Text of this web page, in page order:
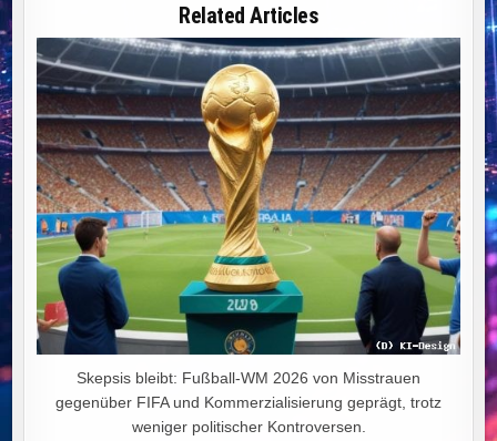
DEUTSCHLANDS
IN
DEN
WIRTSCHAFTLICHEN
NIEDERGANG
Related Articles
Skepsis bleibt: Fußball-WM 2026 von Misstrauen
gegenüber FIFA und Kommerzialisierung geprägt, trotz
weniger politischer Kontroversen.